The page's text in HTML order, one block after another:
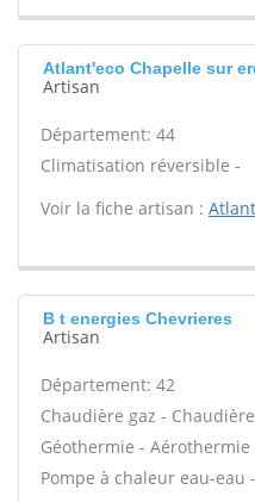
Atlant'eco Chapelle sur
Artisan
Département: 44
Climatisation réversible -
Voir la fiche artisan :
B t energies Chevrieres
Artisan
Département: 42
Chaudière gaz -
Géothermie -
Pompe à chaleur eau-eau -